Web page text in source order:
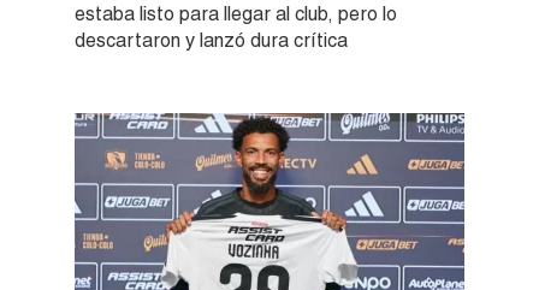
estaba listo para llegar al club, pero lo
descartaron y lanzó dura crítica